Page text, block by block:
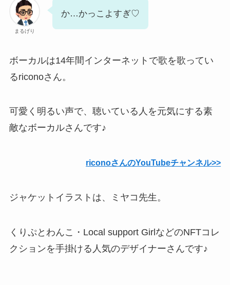
まるげり
か…かっこよすぎ♡
ボーカルは14年間インターネットで歌を歌ってい
るriconoさん。
可愛く明るい声で、聴いている人を元気にする素
敵なボーカルさんです♪
riconoさんのYouTubeチャンネル>>
ジャケットイラストは、ミヤコ先生。
くりぷとわんこ・Local support GirlなどのNFTコレ
クションを手掛ける人気のデザイナーさんです♪